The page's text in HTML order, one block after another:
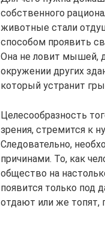
собственного
животные стали
способом проявить
Она не ловит мышей,
окружении других
который устранит
Целесообразность
зрения, стремится к
Следовательно,
причинами. То, как
общество на
появится только под
отдают или же топят,